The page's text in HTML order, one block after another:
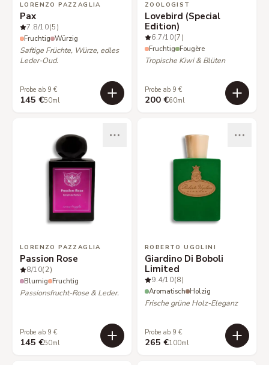
LORENZO PAZZAGLIA
Pax
7.8/10(5)
Fruchtig Würzig
Saftige Früchte, Würze, edles
Leder-Oud.
Probe ab 9 €
145 €50ml
ZOOLOGIST
Lovebird (Special
Edition)
6.7/10(7)
Fruchtig Fougère
Tropische Kiwi & Blüten
Probe ab 9 €
200 €60ml
LORENZO PAZZAGLIA
Passion Rose
8/10(2)
Blumig Fruchtig
Passionsfrucht-Rose & Leder.
Probe ab 9 €
145 €50ml
ROBERTO UGOLINI
Giardino Di Boboli
Limited
9.4/10(8)
Aromatisch Holzig
Frische grüne Holz-Eleganz
Probe ab 9 €
265 €100ml